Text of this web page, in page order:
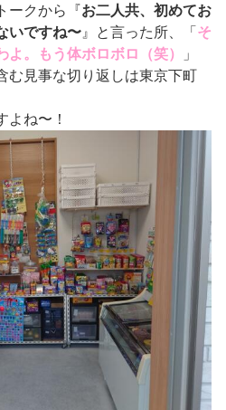
ークから『お二人共、初めてお
いですね〜 』と言った所、「 そ
。もう体ボロボロ（笑）
」
む見事な切り返しは東京下町
よね〜！